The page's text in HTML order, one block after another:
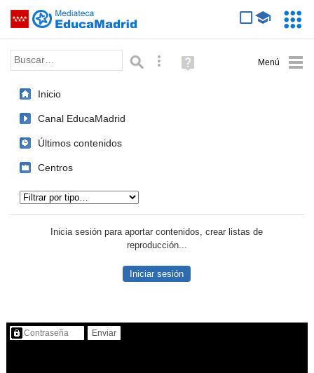
Saltar navegación
Palabra o frase: Búsqueda avanzada
Ayuda
(en
Inicio
Canal EducaMadrid
Últimos contenidos
Centros
Inicia sesión para aportar contenidos, crear listas de
reproducción...
Iniciar sesión
Contenido protegido…